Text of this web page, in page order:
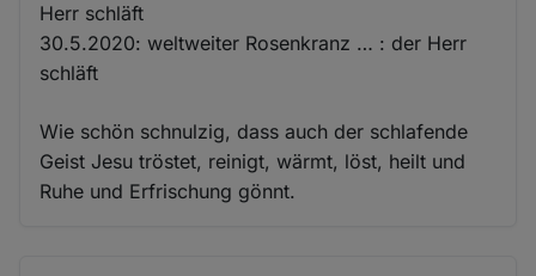
Herr schläft
30.5.2020: weltweiter Rosenkranz … : der Herr
schläft
Wie schön schnulzig, dass auch der schlafende
Geist Jesu tröstet, reinigt, wärmt, löst, heilt und
Ruhe und Erfrischung gönnt.